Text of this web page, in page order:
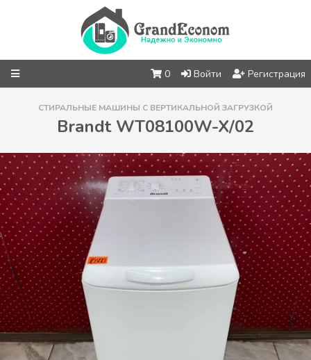
0 Войти Регистрация
СТИРАЛЬНЫЕ МАШИНЫ С ВЕРТИКАЛЬНОЙ ЗАГРУЗКОЙ
Brandt WT08100W-X/02